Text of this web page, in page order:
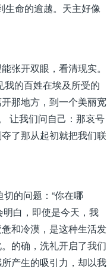
生命的逾越。天主好像
张开双眼，看清现实。
我的百姓在埃及所受的
那地方，到一个美丽宽
让我们问自己：那哀号
了那从起初就把我们联
的问题：“你在哪
明白，即使是今天，我
和冷漠，是这种生活发
的确，洗礼开启了我们
产生的吸引力，却以我